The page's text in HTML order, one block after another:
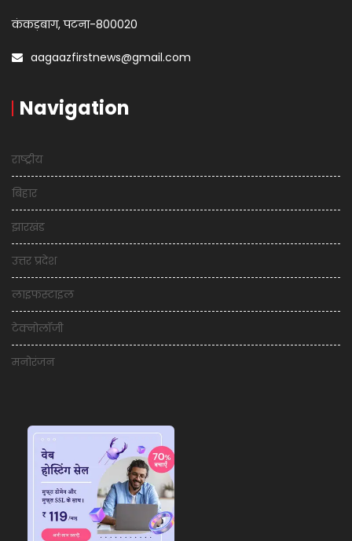
कंकड़बाग, पटना-800020
aagaazfirstnews@gmail.com
Navigation
राष्ट्रीय
बिहार
झारखंड
उत्तर प्रदेश
लाइफस्टाइल
टेक्नोलॉजी
मनोरंजन